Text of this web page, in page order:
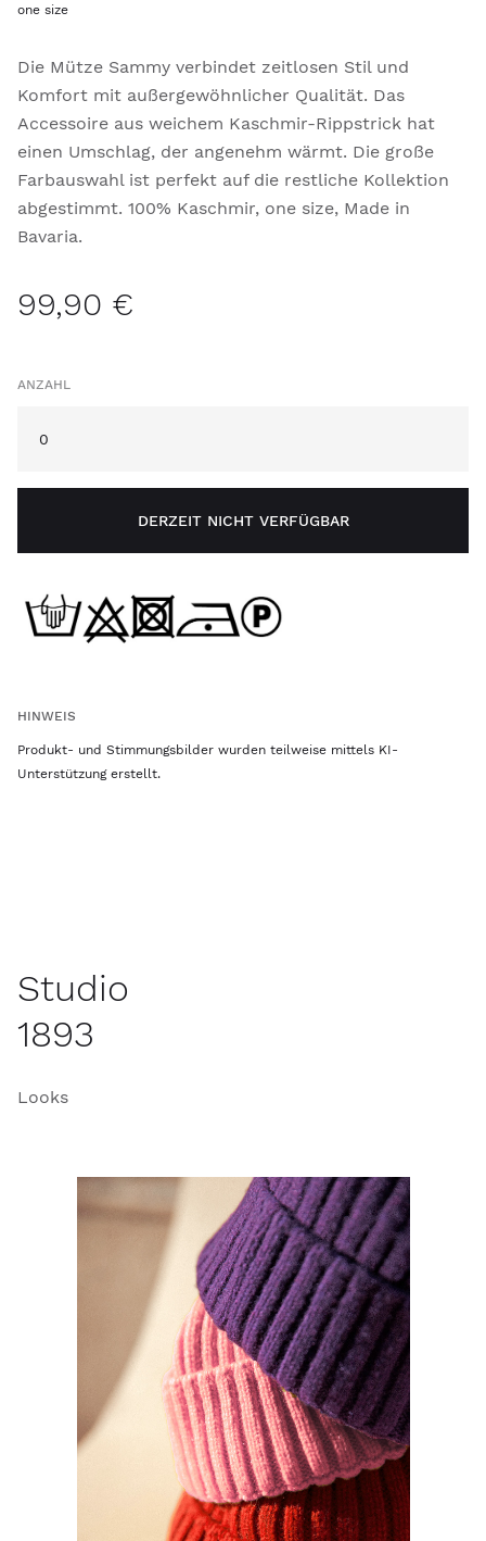
one size
Die Mütze Sammy verbindet zeitlosen Stil und
Komfort mit außergewöhnlicher Qualität. Das
Accessoire aus weichem Kaschmir-Rippstrick hat
einen Umschlag, der angenehm wärmt. Die große
Farbauswahl ist perfekt auf die restliche Kollektion
abgestimmt. 100% Kaschmir, one size, Made in
Bavaria.
99,90 €
ANZAHL
DERZEIT NICHT VERFÜGBAR
HINWEIS
Produkt- und Stimmungsbilder wurden teilweise mittels KI-
Unterstützung erstellt.
Studio
1893
Looks